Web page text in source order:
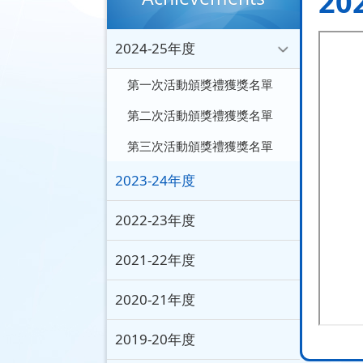
2024-25年度
第一次活動頒獎禮獲獎名單
第二次活動頒獎禮獲獎名單
第三次活動頒獎禮獲獎名單
2023-24年度
2022-23年度
2021-22年度
2020-21年度
2019-20年度